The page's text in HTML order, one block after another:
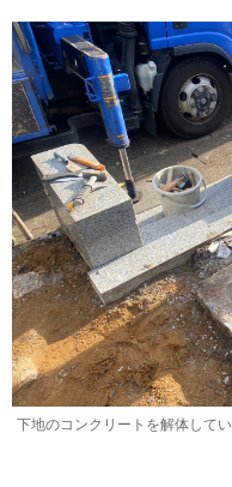
下地のコンクリートを解体して